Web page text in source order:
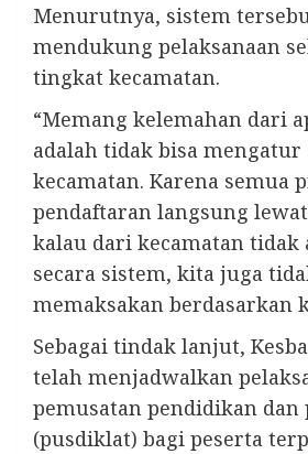
Menurutnya, sistem
mendukung pelaksanaan
tingkat kecamatan.
“Memang kelemahan dari
adalah tidak bisa mengatur
kecamatan. Karena semua
pendaftaran langsung
kalau dari kecamatan tidak
secara sistem, kita juga
memaksakan berdasarkan
Sebagai tindak lanjut,
telah menjadwalkan
pemusatan pendidikan dan
(pusdiklat) bagi peserta